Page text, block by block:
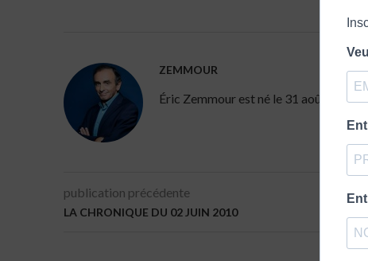
ZEMMOUR
Éric Zemmour est né le 31 août 1958
publication précédente
LA CHRONIQUE DU 02 JUIN 2010